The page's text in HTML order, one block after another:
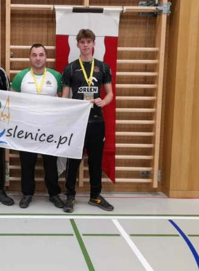
regionalizmy - małe ...
POKAŻ SZCZEGÓŁY